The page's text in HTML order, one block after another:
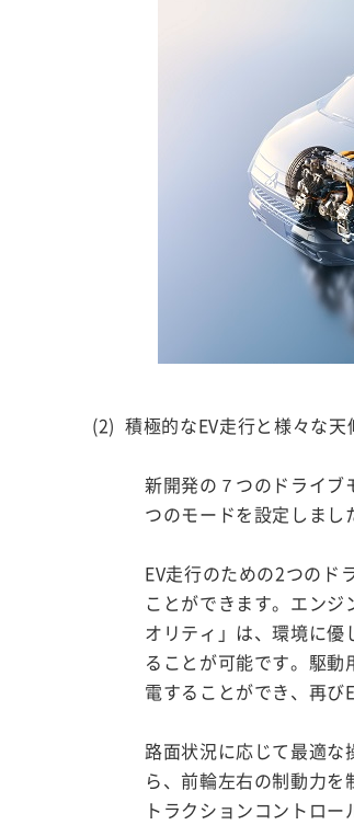
(2) 積極的なEV走行と様々な天
新開発の７つのドライブ
つのモードを設定しまし
EV走行のための2つのド
ことができます。エンジ
オリティ」は、環境に優
ることが可能です。駆動
電することができ、再び
路面状況に応じて最適な
ら、前輪左右の制動力
トラクションコントロ